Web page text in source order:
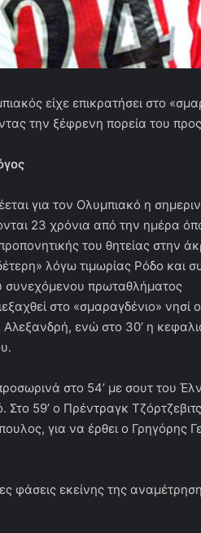
είχε επικρατήσει στο
την ξέφρενη πορεία του
για τον Ολυμπιακό η
23 χρόνια από την ημέρα
του θητείας στην
λόγω τιμωρίας Ρόδο και
συνεχόμενου πρωταθλήματος
στο «σμαραγδένιο»
Αλεξανδρή, ενώ στο 30’ η
στο 54’ με σουτ του
59’ ο Πρέντραγκ
για να έρθει ο Γρηγόρης
φάσεις εκείνης της